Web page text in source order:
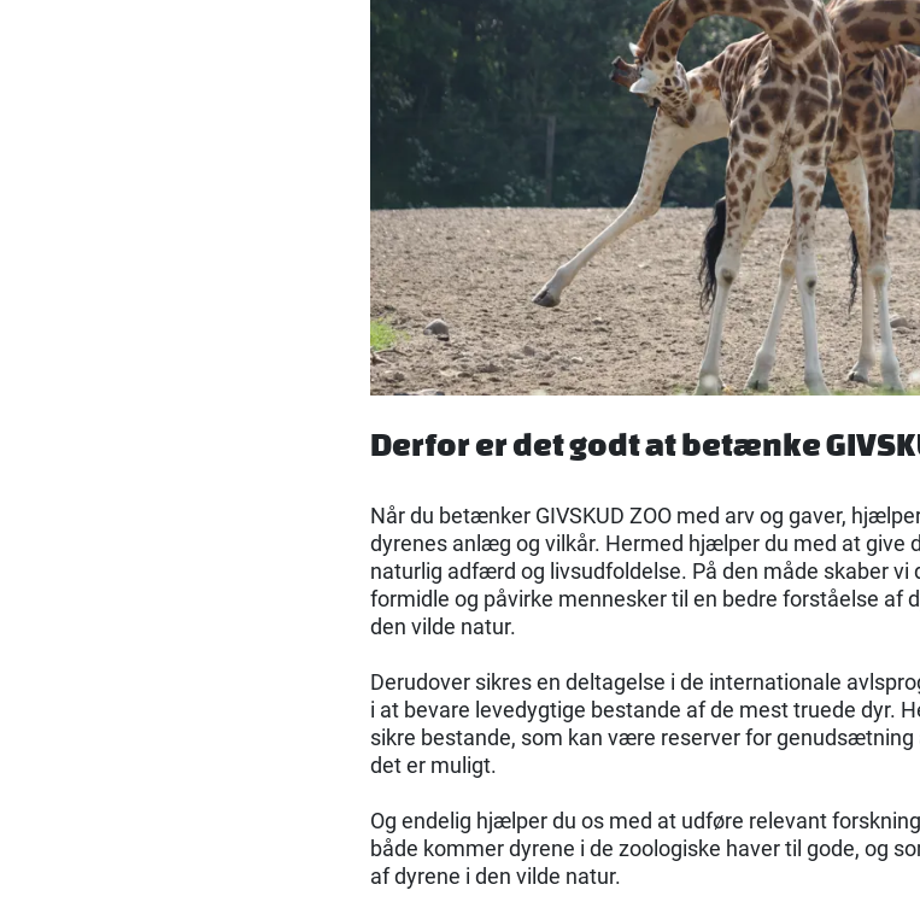
Derfor er det godt at betænke
Når du betænker GIVSKUD ZOO med arv og gaver,
dyrenes anlæg og vilkår. Hermed hjælper du med at give
naturlig adfærd og livsudfoldelse. På den måde skaber vi
formidle og påvirke mennesker til en bedre forståelse af
den vilde natur.
Derudover sikres en deltagelse i de internationale
i at bevare levedygtige bestande af de mest truede dyr.
sikre bestande, som kan være reserver for genudsætning
det er muligt.
Og endelig hjælper du os med at udføre relevant
både kommer dyrene i de zoologiske haver til gode, og
af dyrene i den vilde natur.